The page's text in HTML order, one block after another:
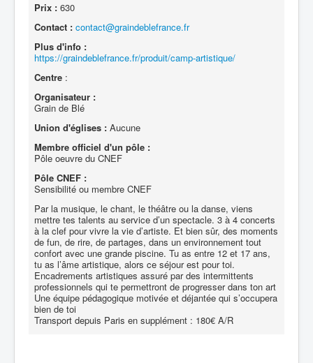
Prix : 630
Contact : contact@graindeblefrance.fr
Plus d'info :
https://graindeblefrance.fr/produit/camp-artistique/
Centre :
Organisateur :
Grain de Blé
Union d'églises : Aucune
Membre officiel d'un pôle :
Pôle oeuvre du CNEF
Pôle CNEF :
Sensibilité ou membre CNEF
Par la musique, le chant, le théâtre ou la danse, viens
mettre tes talents au service d’un spectacle. 3 à 4 concerts
à la clef pour vivre la vie d’artiste. Et bien sûr, des moments
de fun, de rire, de partages, dans un environnement tout
confort avec une grande piscine. Tu as entre 12 et 17 ans,
tu as l’âme artistique, alors ce séjour est pour toi.
Encadrements artistiques assuré par des intermittents
professionnels qui te permettront de progresser dans ton art
Une équipe pédagogique motivée et déjantée qui s’occupera
bien de toi
Transport depuis Paris en supplément : 180€ A/R